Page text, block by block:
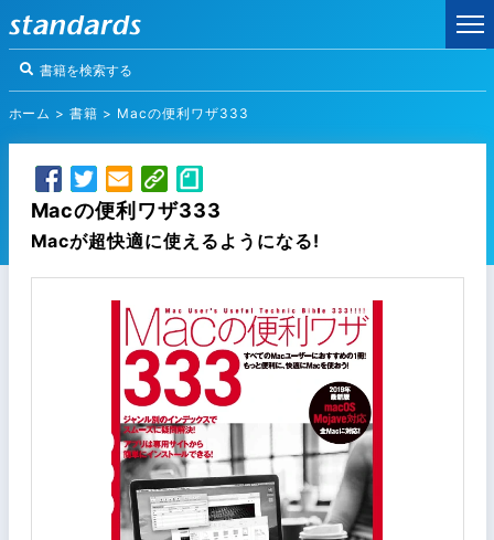
ホーム >書籍 > Macの便利ワザ333
Macの便利ワザ333
Macが超快適に使えるようになる!